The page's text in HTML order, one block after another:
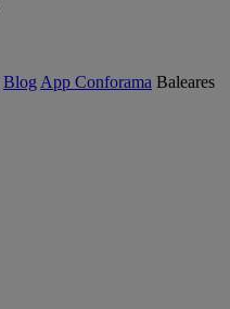
Blog App Conforama Baleares